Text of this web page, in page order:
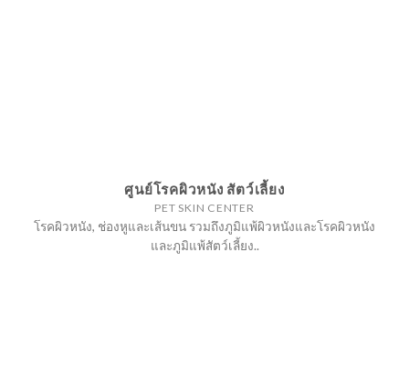
ศูนย์โรคผิวหนัง สัตว์เลี้ยง
PET SKIN CENTER
โรคผิวหนัง, ช่องหูและเส้นขน รวมถึงภูมิแพ้ผิวหนังและโรคผิวหนัง
และภูมิแพ้สัตว์เลี้ยง..